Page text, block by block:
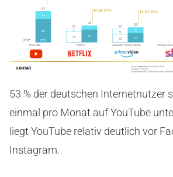
53 % der deutschen Internetnutzer
einmal pro Monat auf YouTube
liegt YouTube relativ deutlich vor
Instagram.